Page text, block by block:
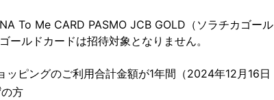
To Me CARD PASMO JCB GOLD（ソラチカゴー
ールドカードは招待対象となりません。
ッピングのご利用合計金額が1年間（2024年12月16
の方